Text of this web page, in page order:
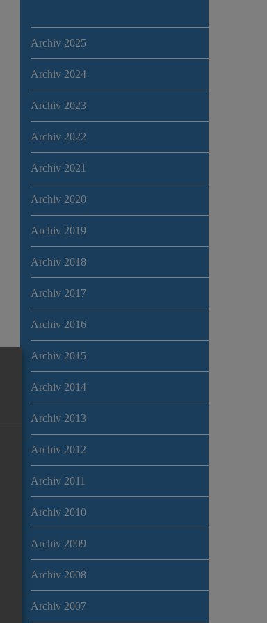
Archiv 2025
Archiv 2024
Archiv 2023
Archiv 2022
Archiv 2021
Archiv 2020
Archiv 2019
Archiv 2018
Archiv 2017
Archiv 2016
Archiv 2015
Archiv 2014
Archiv 2013
Archiv 2012
Archiv 2011
Archiv 2010
Archiv 2009
Archiv 2008
Archiv 2007